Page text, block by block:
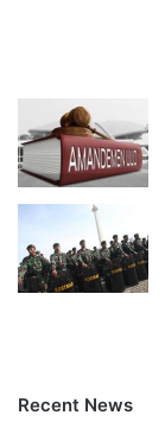
Recent News